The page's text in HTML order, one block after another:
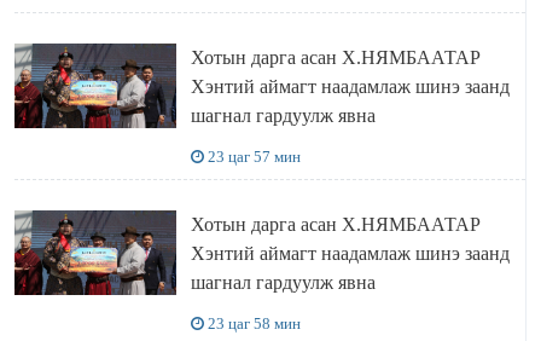
Хотын дарга асан Х.НЯМБААТАР
Хэнтий аймагт наадамлаж шинэ заанд
шагнал гардуулж явна
23 цаг 57 мин
Хотын дарга асан Х.НЯМБААТАР
Хэнтий аймагт наадамлаж шинэ заанд
шагнал гардуулж явна
23 цаг 58 мин